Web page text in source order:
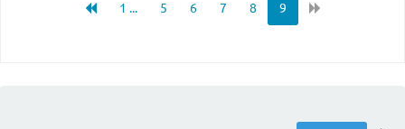
1 ... 5 6 7 8 9